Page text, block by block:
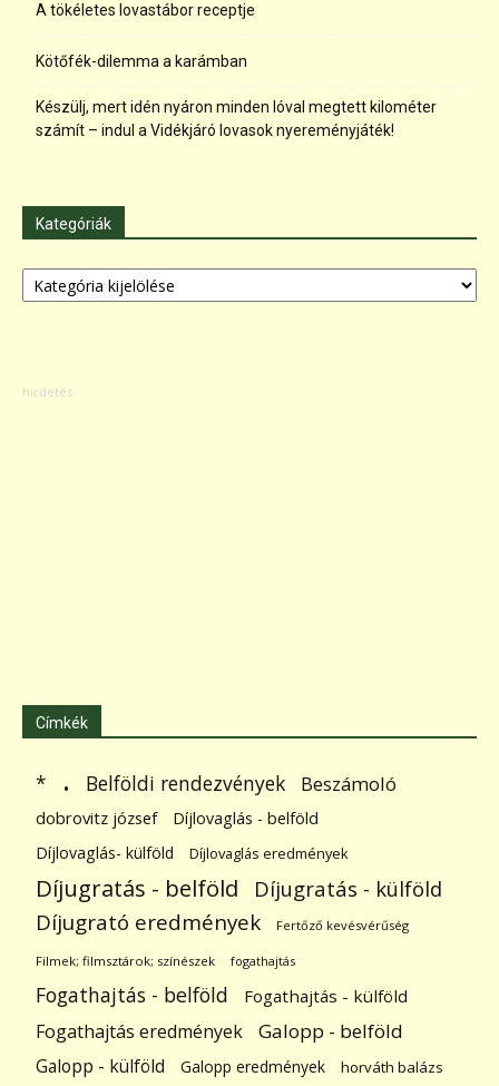
A tökéletes lovastábor receptje
Kötőfék-dilemma a karámban
Készülj, mert idén nyáron minden lóval megtett kilométer
számít – indul a Vidékjáró lovasok nyereményjáték!
Kategóriák
Kategóriák
Címkék
* . Belföldi rendezvények Beszámoló
dobrovitz józsef
Díjlovaglás - belföld
Díjlovaglás- külföld
Díjlovaglás eredmények
Díjugratás - belföld Díjugratás - külföld
Díjugrató eredmények Fertőző kevésvérűség
Filmek; filmsztárok; színészek fogathajtás
Fogathajtás - belföld Fogathajtás - külföld
Fogathajtás eredmények Galopp - belföld
Galopp - külföld Galopp eredmények horváth balázs